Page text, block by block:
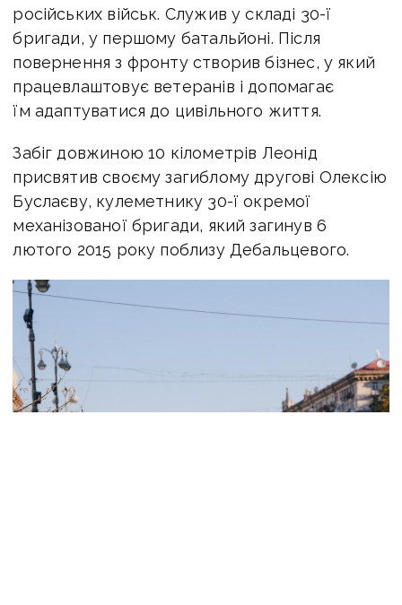
російських військ. Служив у складі 30-ї
бригади, у першому батальйоні. Після
повернення з фронту створив бізнес, у який
працевлаштовує ветеранів і допомагає
їм адаптуватися до цивільного життя.
Забіг довжиною 10 кілометрів Леонід
присвятив своєму загиблому другові Олексію
Буслаєву, кулеметнику 30-ї окремої
механізованої бригади, який загинув 6
лютого 2015 року поблизу Дебальцевого.